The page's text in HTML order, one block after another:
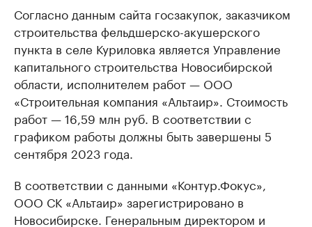
Согласно данным сайта госзакупок, заказчиком
строительства фельдшерско-акушерского
пункта в селе Куриловка является Управление
капитального строительства Новосибирской
области, исполнителем работ — ООО
«Строительная компания «Альтаир». Стоимость
работ — 16,59 млн руб. В соответствии с
графиком работы должны быть завершены 5
сентября 2023 года.
В соответствии с данными «Контур.Фокус»,
ООО СК «Альтаир» зарегистрировано в
Новосибирске. Генеральным директором и